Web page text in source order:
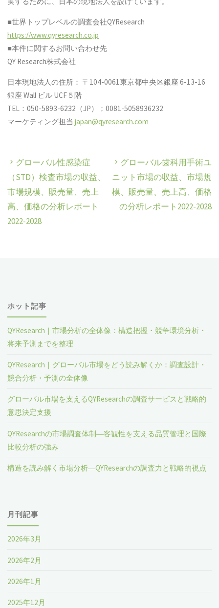
■世界トップレベルの調査会社QYResearch
https://www.qyresearch.co.jp
■本件に関するお問い合わせ先
QY Research株式会社
日本現地法人の住所： 〒104-0061東京都中央区銀座 6-13-16
銀座 Wall ビル UCF５階
TEL：050-5893-6232（JP）；0081-5058936232
マーケティング担当japan@qyresearch.com
グローバル性感染症
（STD）検査市場の収益、
市場規模、販売量、売上
高、価格の分析レポート
2022-2028
グローバル歯科用手術ユ
ニット市場の収益、市場規
模、販売量、売上高、価格
の分析レポート2022-2028
ホット記事
QYResearch｜市場分析の全体像：構造把握・競争環境分析・
将来予測までを整理
QYResearch｜グローバル市場をどう読み解くか：調査設計・
競合分析・予測の全体像
グローバル市場を支えるQYResearchの調査サービスと戦略的
意思決定支援
QYResearchの市場調査体制―客観性を支える品質管理と国際
比較分析の強み
構造を読み解く市場分析―QYResearchの調査力と戦略的視点
月刊記事
2026年3月
2026年2月
2026年1月
2025年12月